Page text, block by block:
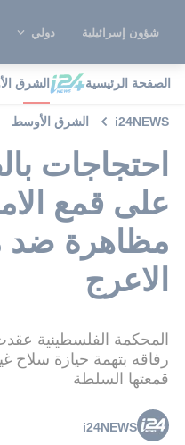
شؤون إسرائيلية دولي
الصفحة الرئيسية الشرق
i24NEWS الشرق الأوسط
احتجاجات
على قمع
مظاهرة ضد
الاعرج
المحكمة الفلسطينية
رفاقه بتهمة حيازة
قمعتها السلطة
i24NEWS